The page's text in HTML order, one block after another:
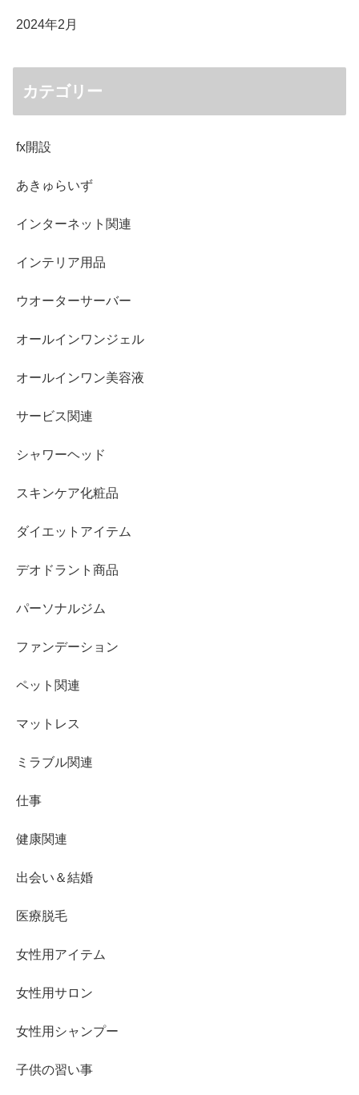
2024年2月
カテゴリー
fx開設
あきゅらいず
インターネット関連
インテリア用品
ウオーターサーバー
オールインワンジェル
オールインワン美容液
サービス関連
シャワーヘッド
スキンケア化粧品
ダイエットアイテム
デオドラント商品
パーソナルジム
ファンデーション
ペット関連
マットレス
ミラブル関連
仕事
健康関連
出会い＆結婚
医療脱毛
女性用アイテム
女性用サロン
女性用シャンプー
子供の習い事